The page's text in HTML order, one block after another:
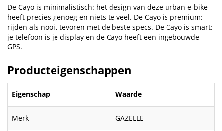
De Cayo is minimalistisch: het design van deze urban e-bike
heeft precies genoeg en niets te veel. De Cayo is premium:
rijden als nooit tevoren met de beste specs. De Cayo is smart:
je telefoon is je display en de Cayo heeft een ingebouwde
GPS.
Producteigenschappen
Eigenschap Waarde
Merk GAZELLE